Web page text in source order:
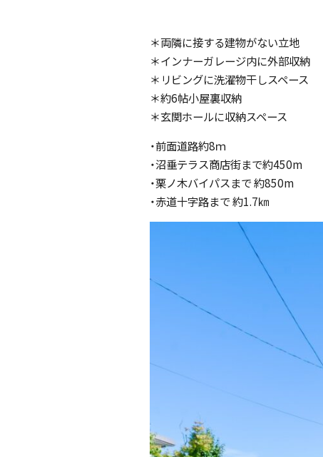
＊両隣に接する建物がない立地
＊インナーガレージ内に外部収納
＊リビングに洗濯物干しスペース
＊約6帖小屋裏収納
＊玄関ホールに収納スペース
・前面道路約8ｍ
・沼垂テラス商店街まで約450m
・栗ノ木バイパスまで 約850m
・赤道十字路まで 約1.7㎞